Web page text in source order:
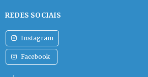
REDES SOCIAIS
Instagram
Facebook